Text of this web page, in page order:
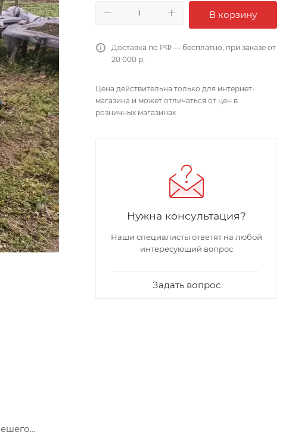
В корзину
Доставка по РФ — бесплатно, при заказе от
20 000 р.
Цена действительна только для интернет-
магазина и может отличаться от цен в
розничных магазинах
Нужна консультация?
Наши специалисты ответят на любой
интересующий вопрос
Задать вопрос